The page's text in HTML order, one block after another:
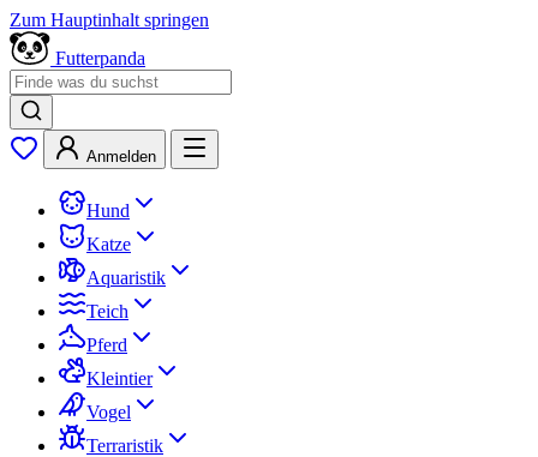
Zum Hauptinhalt springen
Futterpanda
Anmelden
Hund
Katze
Aquaristik
Teich
Pferd
Kleintier
Vogel
Terraristik